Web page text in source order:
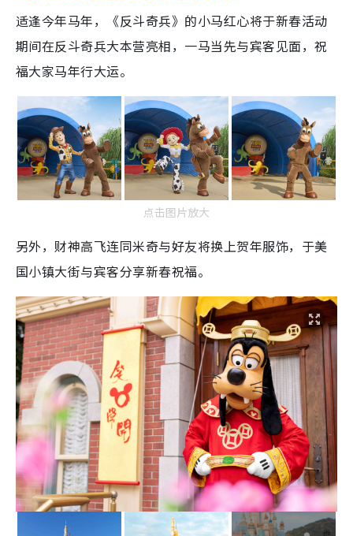
适逢今年马年，《反斗奇兵》的小马红心将于新春活动
期间在反斗奇兵大本营亮相，一马当先与宾客见面，祝
福大家马年行大运。
点击图片放大
另外，财神高飞连同米奇与好友将换上贺年服饰，于美
国小镇大街与宾客分享新春祝福。